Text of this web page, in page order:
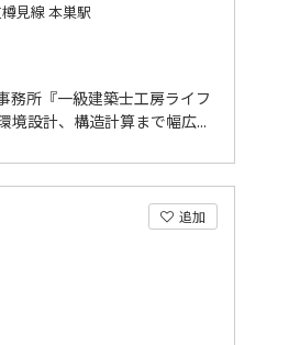
見線 本巣駅
務所『一級建築士工房ライフ
境設計、構造計算まで幅広...
追加